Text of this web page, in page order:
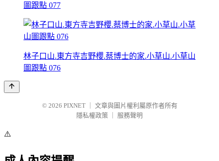
圖跟點 077
林子口山.東方寺吉野櫻.蔡博士的家.小草山.小草山
圖跟點 076
© 2026 PIXNET
文章與圖片權利屬原作者所有
隱私權政策
服務聲明
⚠️